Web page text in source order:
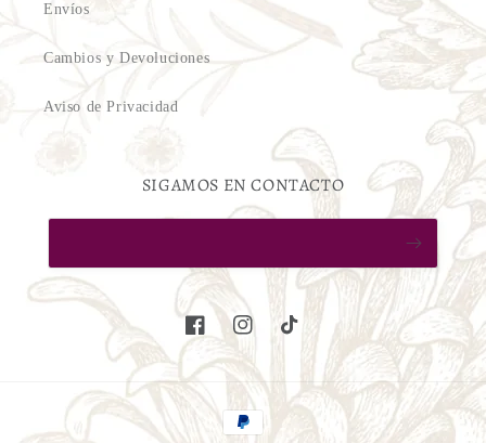
Envíos
Cambios y Devoluciones
Aviso de Privacidad
SIGAMOS EN CONTACTO
FacebookInstagramTikTok
Formas